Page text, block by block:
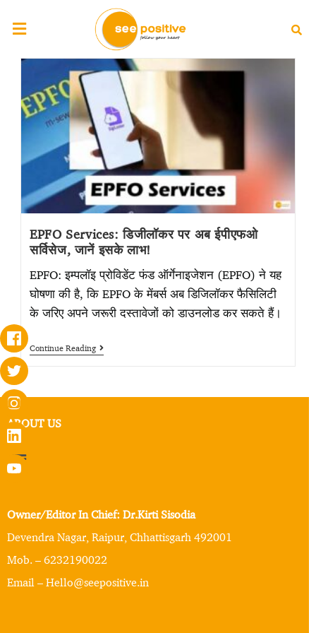
EPFO Services: डिजीलॉकर पर अब ईपीएफओ
सर्विसेज, जानें इसके लाभ!
EPFO: इम्पलॉइ प्रोविडेंट फंड ऑर्गेनाइजेशन (EPFO) ने यह
घोषणा की है, कि EPFO के मेंबर्स अब डिजिलॉकर फैसिलिटी
के जरिए अपने जरूरी दस्तावेजों को डाउनलोड कर सकते हैं।
Continue Reading
ABOUT US
Owner/Editor In Chief: Dr.Kirti Sisodia
Devendra Nagar, Raipur, Chhattisgarh 492001
Mob. – 6232190022
Email – Hello@seepositive.in